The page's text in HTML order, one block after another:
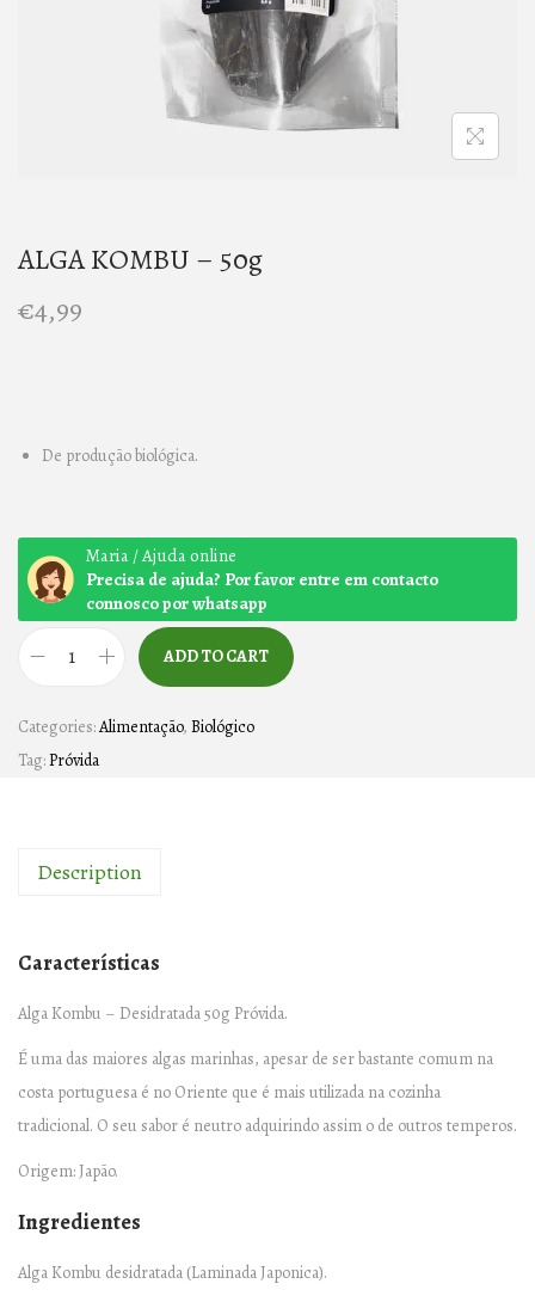
n
ALGA KOMBU – 50g
€4,99
De produção biológica.
Maria / Ajuda online
Precisa de ajuda? Por favor entre em contacto
connosco por whatsapp
A
G
A
M
–
5
a
i
ADD TO CART
Categories:Alimentação, Biológico
Tag:Próvida
Description
Características
Alga Kombu – Desidratada 50g Próvida.
É uma das maiores algas marinhas, apesar de ser bastante comum na
costa portuguesa é no Oriente que é mais utilizada na cozinha
tradicional. O seu sabor é neutro adquirindo assim o de outros temperos.
Origem: Japão.
Ingredientes
Alga Kombu desidratada (Laminada Japonica).